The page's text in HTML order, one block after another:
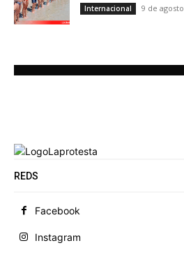
Internacional 9 de
REDS
Facebook
Instagram